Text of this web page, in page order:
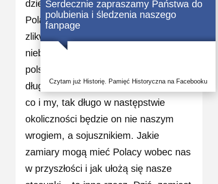
dziecko wie, wyniszczenie kilkuset
Polaków w niektórych obwodach nie
zlikwiduje polskiego
niebezpieczeństwa dla Ukrainy. Naród
polski tak czy inaczej istnieje, i jak
długo będzie on w tej samej niewoli,
co i my, tak długo w następstwie
okoliczności będzie on nie naszym
wrogiem, a sojusznikiem. Jakie
zamiary mogą mieć Polacy wobec nas
w przyszłości i jak ułożą się nasze
Serdecznie zapraszamy Państwa do
polubienia i śledzenia naszego
fanpage
Czytam już Historię. Pamięć Historyczna na Facebooku